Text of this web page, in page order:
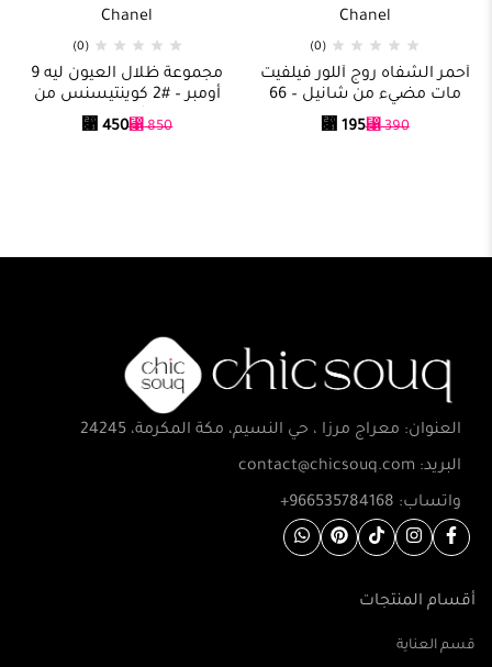
Chanel
(0)
أحمر الشفاه روج أللور فيلفيت
مات مضيء من شانيل – 66
لاندومابيل
⃁390
⃁ 195
Chanel
(0)
مجموعة ظلال العيون ليه 9
أومبر – #2 كوينتيسنس من
شانيل
⃁850
⃁ 450
العنوان: معراج مرزا ، حي النسيم، مكة المكرمة، 24245
البريد: contact@chicsouq.com
واتساب: 966535784168+
أقسام المنتجات
قسم العناية